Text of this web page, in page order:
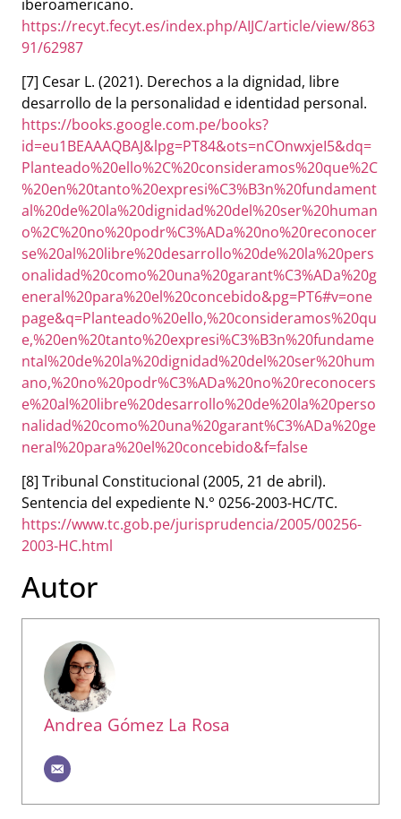
iberoamericano.
https://recyt.fecyt.es/index.php/AIJC/article/view/863
91/62987
[7] Cesar L. (2021). Derechos a la dignidad, libre
desarrollo de la personalidad e identidad personal.
https://books.google.com.pe/books?
id=eu1BEAAAQBAJ&lpg=PT84&ots=nCOnwxjeI5&dq=
Planteado%20ello%2C%20consideramos%20que%2C
%20en%20tanto%20expresi%C3%B3n%20fundament
al%20de%20la%20dignidad%20del%20ser%20human
o%2C%20no%20podr%C3%ADa%20no%20reconocer
se%20al%20libre%20desarrollo%20de%20la%20pers
onalidad%20como%20una%20garant%C3%ADa%20g
eneral%20para%20el%20concebido&pg=PT6#v=one
page&q=Planteado%20ello,%20consideramos%20qu
e,%20en%20tanto%20expresi%C3%B3n%20fundame
ntal%20de%20la%20dignidad%20del%20ser%20hum
ano,%20no%20podr%C3%ADa%20no%20reconocers
e%20al%20libre%20desarrollo%20de%20la%20perso
nalidad%20como%20una%20garant%C3%ADa%20ge
neral%20para%20el%20concebido&f=false
[8] Tribunal Constitucional (2005, 21 de abril).
Sentencia del expediente N.° 0256-2003-HC/TC.
https://www.tc.gob.pe/jurisprudencia/2005/00256-
2003-HC.html
Autor
Andrea Gómez La Rosa